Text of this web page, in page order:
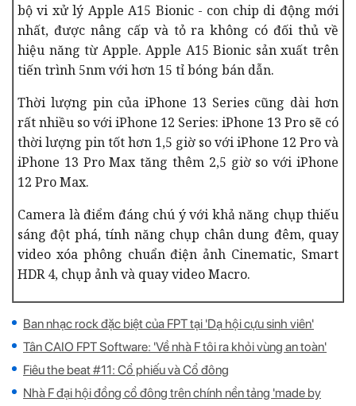
bộ vi xử lý Apple A15 Bionic - con chip di động mới
nhất, được nâng cấp và tỏ ra không có đối thủ về
hiệu năng từ Apple. Apple A15 Bionic sản xuất trên
tiến trình 5nm với hơn 15 tỉ bóng bán dẫn.
Thời lượng pin của iPhone 13 Series cũng dài hơn
rất nhiều so với iPhone 12 Series: iPhone 13 Pro sẽ có
thời lượng pin tốt hơn 1,5 giờ so với iPhone 12 Pro và
iPhone 13 Pro Max tăng thêm 2,5 giờ so với iPhone
12 Pro Max.
Camera là điểm đáng chú ý với khả năng chụp thiếu
sáng đột phá, tính năng chụp chân dung đêm, quay
video xóa phông chuẩn điện ảnh Cinematic, Smart
HDR 4, chụp ảnh và quay video Macro.
Ban nhạc rock đặc biệt của FPT tại 'Dạ hội cựu sinh viên'
Tân CAIO FPT Software: 'Về nhà F tôi ra khỏi vùng an toàn'
Fiêu the beat #11: Cổ phiếu và Cổ đông
Nhà F đại hội đồng cổ đông trên chính nền tảng 'made by